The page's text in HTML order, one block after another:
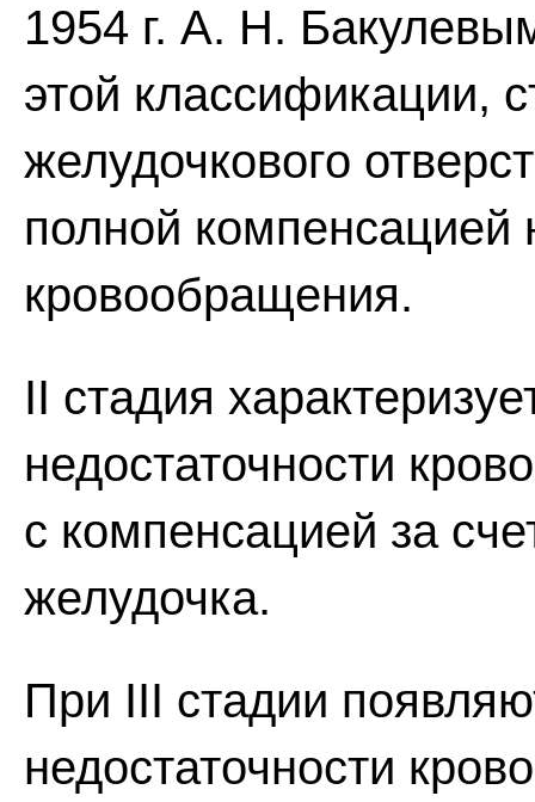
1954 г. А. Н.
этой классификации,
желудочкового
полной компенсацией
кровообращения.
II стадия
недостаточности
с компенсацией за
желудочка.
При III стадии
недостаточности